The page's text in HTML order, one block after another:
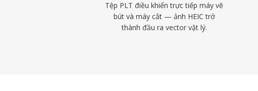
Tệp PLT điều khiển trực tiếp máy vẽ
bút và máy cắt — ảnh HEIC trở
thành đầu ra vector vật lý.